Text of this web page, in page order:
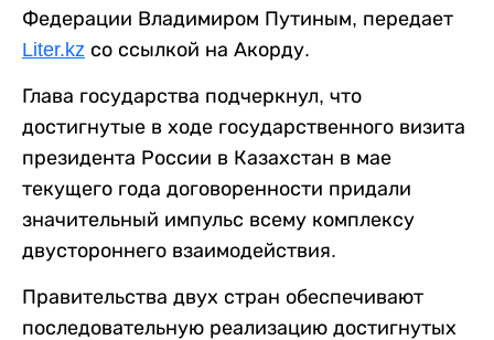
Федерации Владимиром Путиным, передает
Liter.kz со ссылкой на Акорду.
Глава государства подчеркнул, что
достигнутые в ходе государственного визита
президента России в Казахстан в мае
текущего года договоренности придали
значительный импульс всему комплексу
двустороннего взаимодействия.
Правительства двух стран обеспечивают
последовательную реализацию достигнутых